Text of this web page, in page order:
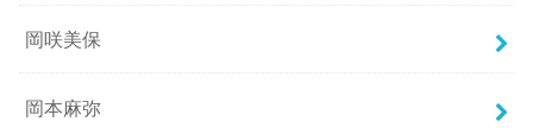
岡咲美保
岡本麻弥